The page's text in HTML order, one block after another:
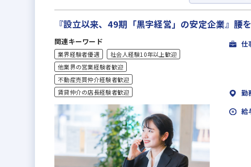
『設立以来、49期「黒字経営」の安定企業』腰
関連キーワード
業界経験者優遇
社会人経験10年以上歓迎
他業界の営業経験者歓迎
不動産売買仲介経験者歓迎
賃貸仲介の店長経験者歓迎
仕
勤
給